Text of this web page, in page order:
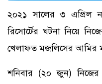
২০২১ সালের ৩ এপ্রিল
রিসোর্টের ঘটনা নিয়ে
খেলাফত মজলিসের আমির
শনিবার (২০ জুন) নিজের